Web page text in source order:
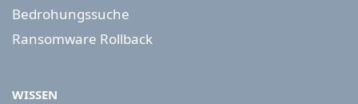
Bedrohungssuche
Ransomware Rollback
WISSEN